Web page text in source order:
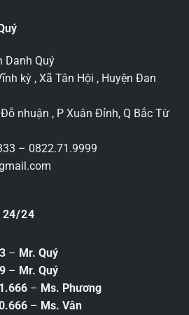
Danh Quý
kỳ , Xã Tân Hội , Huyện Đan
nhuận , P Xuân Đỉnh, Q Bắc Từ
– 0822.71.9999
24/24
– Mr. Quý
– Mr. Quý
– Ms. Phương
– Ms. Vân